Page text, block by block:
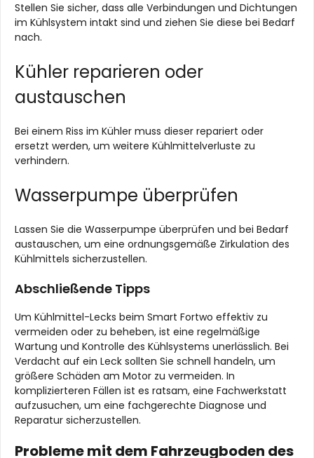
Stellen Sie sicher, dass alle Verbindungen und Dichtungen
im Kühlsystem intakt sind und ziehen Sie diese bei Bedarf
nach.
Kühler reparieren oder
austauschen
Bei einem Riss im Kühler muss dieser repariert oder
ersetzt werden, um weitere Kühlmittelverluste zu
verhindern.
Wasserpumpe überprüfen
Lassen Sie die Wasserpumpe überprüfen und bei Bedarf
austauschen, um eine ordnungsgemäße Zirkulation des
Kühlmittels sicherzustellen.
Abschließende Tipps
Um Kühlmittel-Lecks beim Smart Fortwo effektiv zu
vermeiden oder zu beheben, ist eine regelmäßige
Wartung und Kontrolle des Kühlsystems unerlässlich. Bei
Verdacht auf ein Leck sollten Sie schnell handeln, um
größere Schäden am Motor zu vermeiden. In
komplizierteren Fällen ist es ratsam, eine Fachwerkstatt
aufzusuchen, um eine fachgerechte Diagnose und
Reparatur sicherzustellen.
Probleme mit dem Fahrzeugboden des